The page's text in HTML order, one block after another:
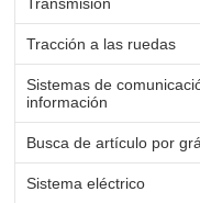
Tracción a las ruedas
Sistemas de
información
Busca de artículo por
Sistema eléctrico